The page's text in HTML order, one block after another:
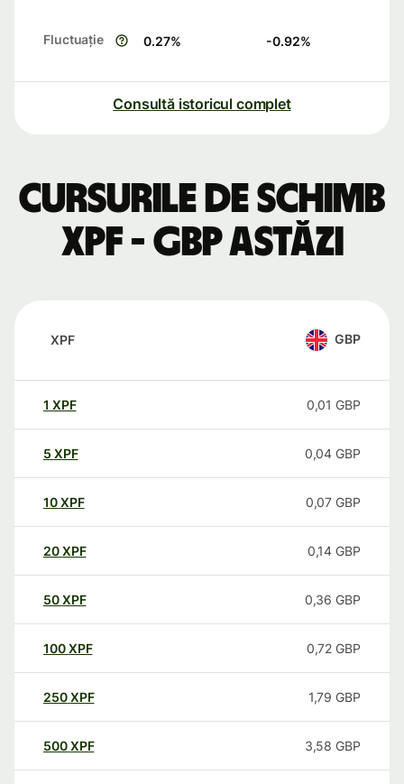
Fluctuație 0.27% -0.92%
Consultă istoricul complet
Cursurile de schimb
XPF - GBP astăzi
XPF GBP
1 XPF 0,01 GBP
5 XPF 0,04 GBP
10XPF 0,07 GBP
20XPF 0,14 GBP
50XPF 0,36 GBP
100XPF 0,72 GBP
250XPF 1,79 GBP
500XPF 3,58 GBP